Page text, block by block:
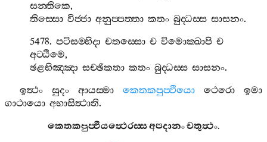
සන‍්තිකෙ,
තිස‍්සො විජ‍්ජා අනුප‍්පත‍්තා කතං බුද‍්ධස‍්ස සාසනං.
5478.පටිසම‍්භිදා චතස‍්සො ච විමොක‍්ඛාපි ච
අට‍්ඨිමෙ,
ඡළභිඤ‍්ඤා සච‍්ඡිකතා කතං බුද‍්ධස‍්ස සාසනං.
ඉත්‍ථං
සුදං ආයස‍්මා කෙතකපුප‍්ඵියො ථෙරො
ඉමා
ගාථායො අභාසිත්‍ථාති.
කෙතකපුප‍්ඵියත්‍ථෙරස‍්සඅපදානංචතුත්‍ථං.